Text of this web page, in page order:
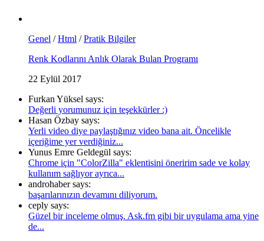
Genel /Html /Pratik Bilgiler
Renk Kodlarını Anlık Olarak Bulan Programı
22 Eylül 2017
Furkan Yüksel says:
Değerli yorumunuz için teşekkürler :)
Hasan Özbay says:
Yerli video diye paylaştığınız video bana ait. Öncelikle
içeriğime yer verdiğiniz...
Yunus Emre Geldegül says:
Chrome için "ColorZilla" eklentisini öneririm sade ve kolay
kullanım sağlıyor ayrıca...
androhaber says:
başarılarınızın devamını diliyorum.
ceply says:
Güzel bir inceleme olmuş. Ask.fm gibi bir uygulama ama yine
de...